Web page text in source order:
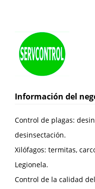
Información del
Control de plagas:
desinsectación.
Xilófagos: termitas,
Legionela.
Control de la calidad